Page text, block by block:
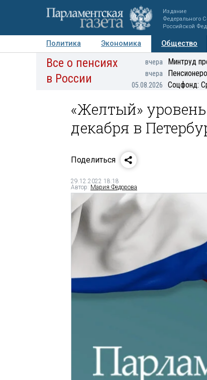
Издание
Федерального
Российской
Политика Экономика Общество
Авторы Персоны Мнения
Все о пенсиях
в России
вчера Минтруд
вчера
05.08.2026 Соцфонд:
«Желтый»
декабря в
Поделиться
29.12.2022 18:18
Автор: Мария Федорова